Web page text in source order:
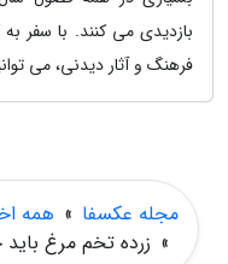
بازدیدی می کنند. با سفر
فرهنگ و آثار دیدنی، می
مجله عکسفا » همه
» زرده تخم مرغ